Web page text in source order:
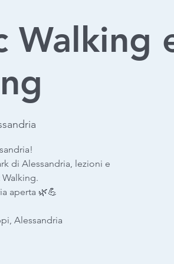
Walking
di Alessandria, lezioni e
aperta 🌿💪
Alessandria